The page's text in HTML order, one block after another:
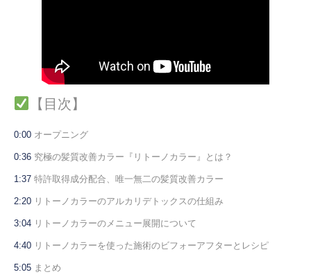
【目次】
0:00 オープニング
0:36 究極の髪質改善カラー『リトーノカラー』とは？
1:37 特許取得成分配合、唯一無二の髪質改善カラー
2:20 リトーノカラーのアルカリデトックスの仕組み
3:04 リトーノカラーのメニュー展開について
4:40 リトーノカラーを使った施術のビフォーアフターとレシピ
5:05 まとめ